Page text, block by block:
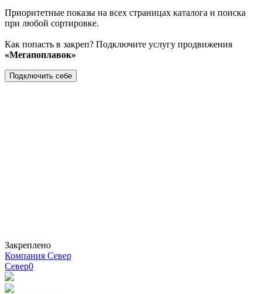
Приоритетные показы на всех страницах каталога и поиска
при любой сортировке.
Как попасть в закреп? Подключите услугу продвижения
«Мегапоплавок»
Подключить себе
Закреплено
Компания Север
Север0